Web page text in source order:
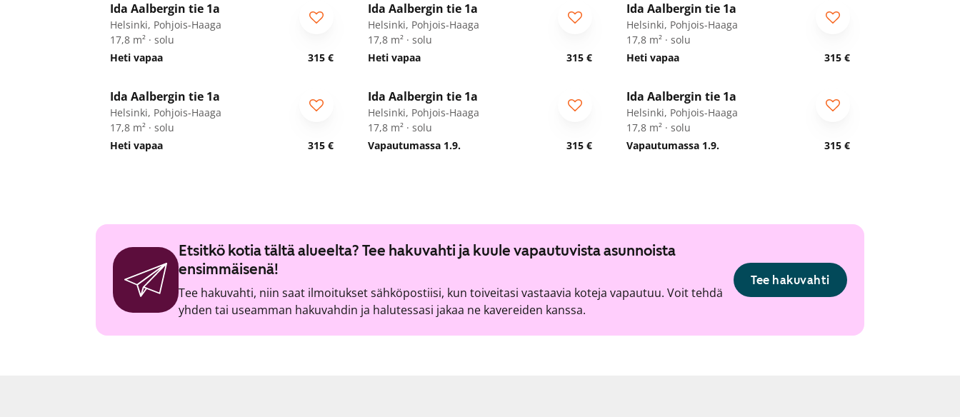
Opiskelijalle
Ida Aalbergin tie 1a
Helsinki, Pohjois-Haaga
17,8 m² · solu
Heti vapaa
315 €
Opiskelijalle
Ida Aalbergin tie 1a
Helsinki, Pohjois-Haaga
17,8 m² · solu
Heti vapaa
315 €
Opiskelijalle
Ida Aalbergin tie 1a
Helsinki, Pohjois-Haaga
17,8 m² · solu
Heti vapaa
315 €
Opiskelijalle
Ida Aalbergin tie 1a
Helsinki, Pohjois-Haaga
17,8 m² · solu
Heti vapaa
315 €
Opiskelijalle
Ida Aalbergin tie 1a
Helsinki, Pohjois-Haaga
17,8 m² · solu
Vapautumassa 1.9.
315 €
Opiskelijalle
Ida Aalbergin tie 1a
Helsinki, Pohjois-Haaga
17,8 m² · solu
Vapautumassa 1.9.
315 €
Etsitkö kotia tältä alueelta? Tee hakuvahti ja kuule vapautuvista asunnoista
ensimmäisenä!
Tee hakuvahti, niin saat ilmoitukset sähköpostiisi, kun toiveitasi vastaavia koteja vapautuu. Voit tehdä
yhden tai useamman hakuvahdin ja halutessasi jakaa ne kavereiden kanssa.
Tee hakuvahti